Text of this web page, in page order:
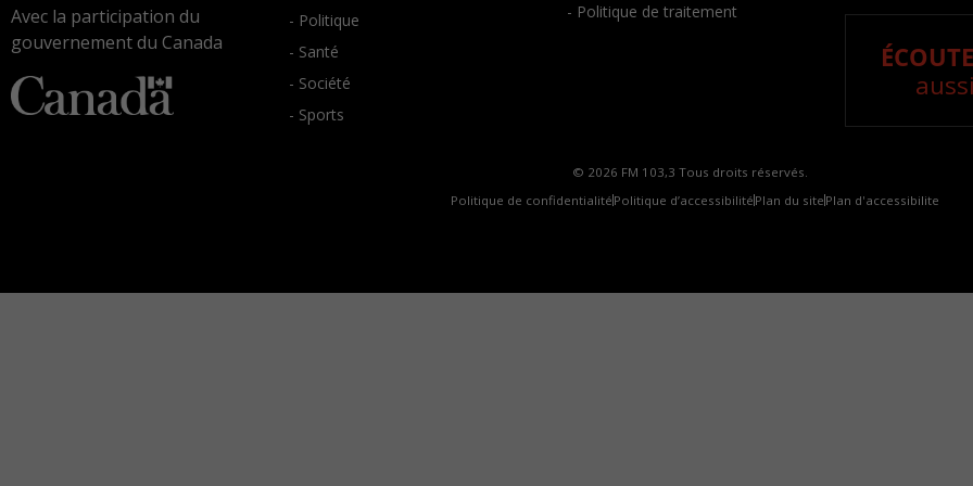
Avec la participation du
gouvernement du Canada
- Politique
- Santé
- Société
- Sports
- Politique de traitement
© 2026 FM 103,3 Tous droits réservés.
Politique de confidentialité Politique d’accessibilité Plan du site Plan d'accessibilite